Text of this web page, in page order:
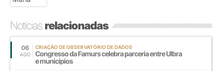
Notíciasrelacionadas
06
AGO
CRIAÇÃO DE OBSERVATÓRIO DE DADOS
Congresso da Famurs celebra parceria entre Ulbra
e municípios